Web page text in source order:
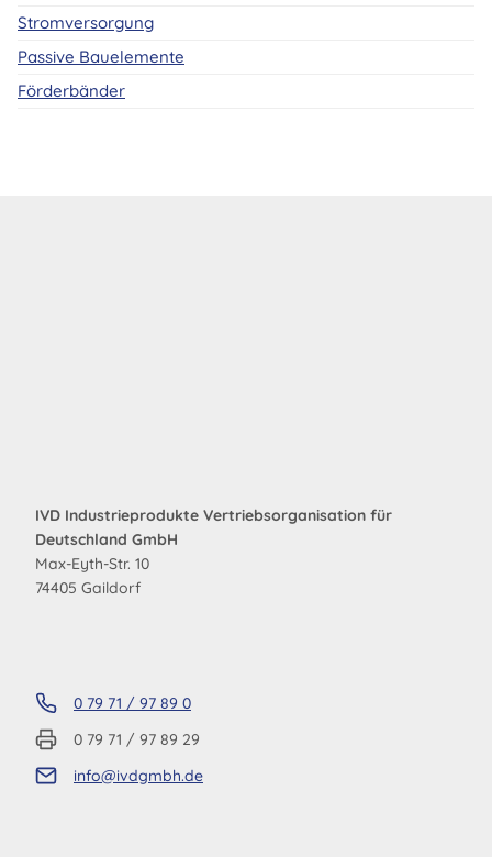
Stromversorgung
Passive Bauelemente
Förderbänder
IVD Industrieprodukte Vertriebsorganisation für
Deutschland GmbH
Max-Eyth-Str. 10
74405 Gaildorf
0 79 71 / 97 89 0
0 79 71 / 97 89 29
info@ivdgmbh.de